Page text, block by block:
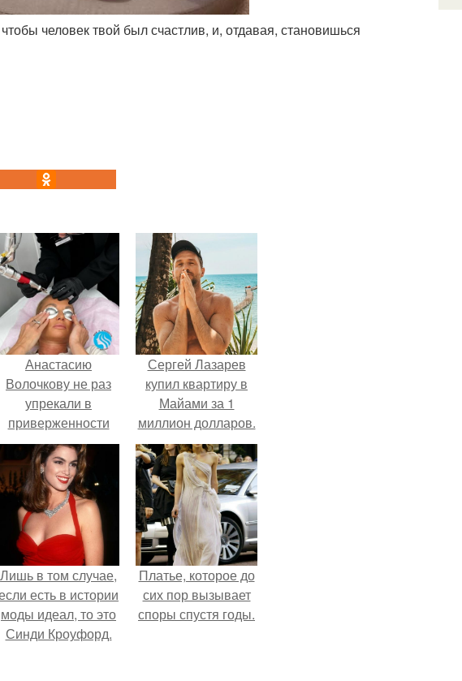
человек твой был счастлив, и, отдавая, становишься
Анастасию
Волочкову не раз
упрекали в
приверженности
бьюти -
процедурам.
Сергей Лазарев
купил квартиру в
Майами за 1
миллион долларов.
Лишь в том случае,
есть в истории
моды идеал, то это
Синди Кроуфорд.
Платье, которое до
сих пор вызывает
споры спустя годы.